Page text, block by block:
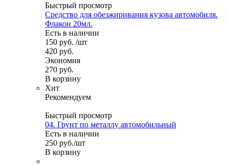
Быстрый просмотр
Средство для обезжиривания кузова автомобиля.
Флакон 20мл.
Есть в наличии
150 руб. /шт
420 руб.
Экономия
270 руб.
В корзину
Хит
Рекомендуем
Быстрый просмотр
04. Грунт по металлу автомобильный
Есть в наличии
250 руб./шт
В корзину